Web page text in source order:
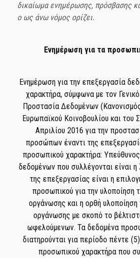
δικαίωμα ενημέρωσης, πρόσβασης
ο ως άνω νόμος ορίζει.
Ενημέρωση για τα
Ενημέρωση για την επεξεργασία
χαρακτήρα, σύμφωνα με τον
Προστασία Δεδομένων
Ευρωπαϊκού Κοινοβουλίου και του
Απριλίου 2016 για την
προσώπων έναντι της
προσωπικού χαρακτήρα:
δεδομένων που συλλέγονται είναι
της επεξεργασίας είναι η
προσωπικού για την υλοποίηση
οργάνωσης και η ορθή
οργάνωσης με σκοπό το
ωφελούμενων. Τα δεδομένα
διατηρούνται για περίοδο πέντε
προσωπικού χαρακτήρα που